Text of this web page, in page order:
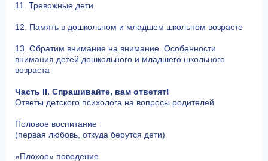
11. Тревожные дети
12. Память в дошкольном и младшем школьном возрасте
13. Обратим внимание на внимание. Особенности
внимания детей дошкольного и младшего школьного
возраста
Часть II. Спрашивайте, вам ответят!
Ответы детского психолога на вопросы родителей
Половое воспитание
(первая любовь, откуда берутся дети)
«Плохое» поведение